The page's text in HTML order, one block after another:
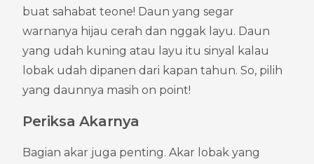
buat sahabat teone! Daun yang segar
warnanya hijau cerah dan nggak layu. Daun
yang udah kuning atau layu itu sinyal kalau
lobak udah dipanen dari kapan tahun. So, pilih
yang daunnya masih on point!
Periksa Akarnya
Bagian akar juga penting. Akar lobak yang